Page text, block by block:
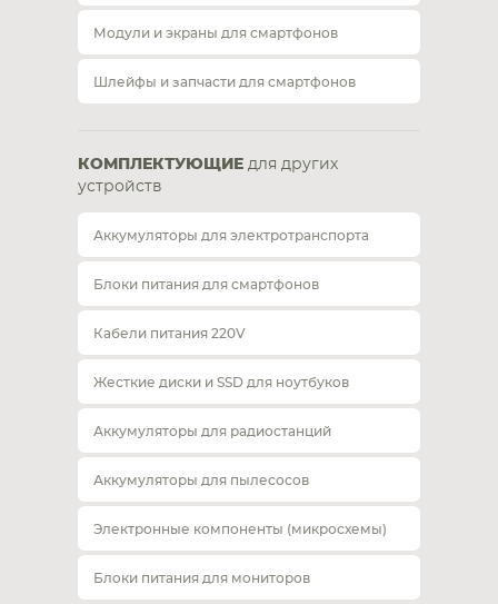
Модули и экраны для смартфонов
Шлейфы и запчасти для смартфонов
КОМПЛЕКТУЮЩИЕ для других
устройств
Аккумуляторы для электротранспорта
Блоки питания для смартфонов
Кабели питания 220V
Жесткие диски и SSD для ноутбуков
Аккумуляторы для радиостанций
Аккумуляторы для пылесосов
Электронные компоненты (микросхемы)
Блоки питания для мониторов